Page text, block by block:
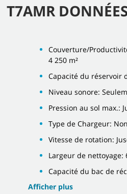
T7AMR
Couverture/
4 250 m²
Capacité du réservoir
Niveau sonore:
Pression au sol max.:
Type de Chargeur:
Vitesse de rotation:
Largeur de nettoyage:
Capacité du bac de
Afficher plus